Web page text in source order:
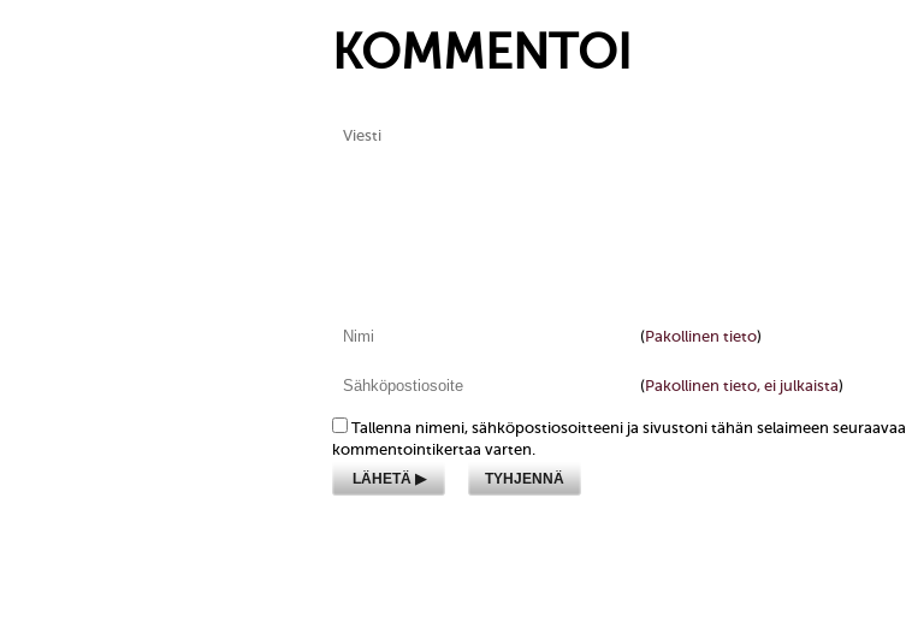
KOMMENTOI
(Pakollinen tieto)
(Pakollinen tieto, ei julkaista)
Tallenna nimeni, sähköpostiosoitteeni ja sivustoni tähän selaimeen seuraavaa
kommentointikertaa varten.